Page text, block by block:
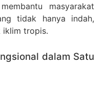
masyarakat
tidak hanya indah,
iklim tropis.
dalam Satu